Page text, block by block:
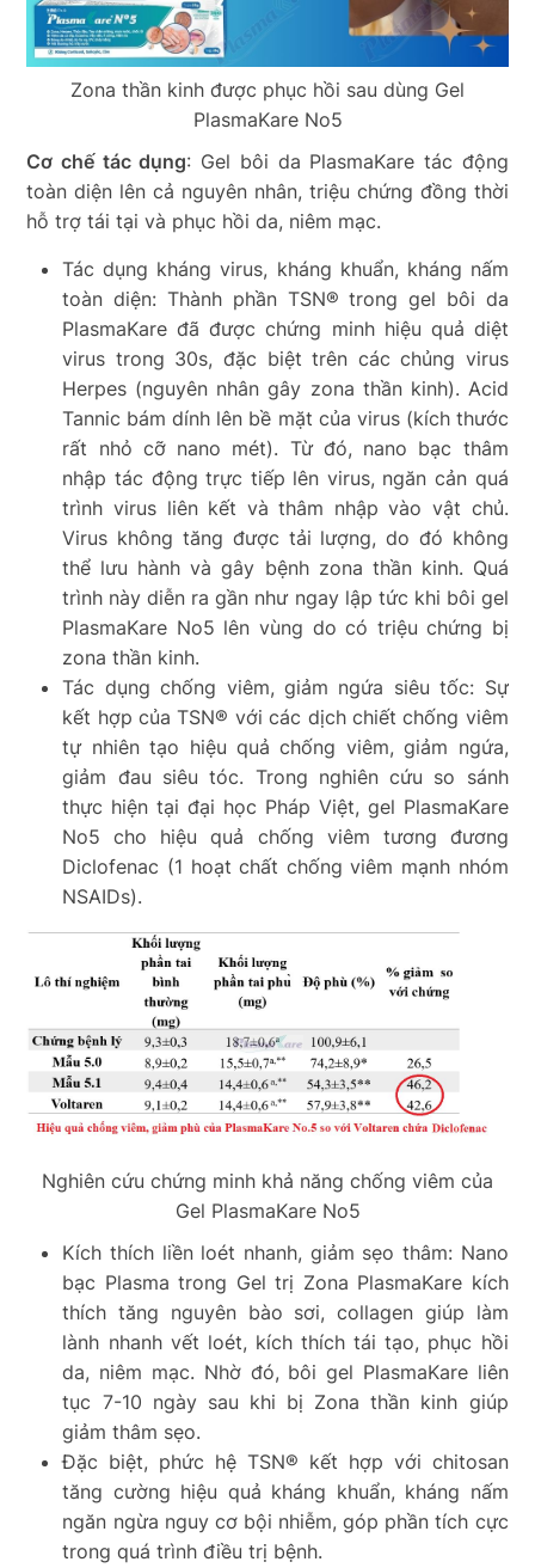
Zona thần kinh được phục hồi sau dùng Gel
PlasmaKare No5
Cơ chế tác dụng: Gel bôi da PlasmaKare tác động
toàn diện lên cả nguyên nhân, triệu chứng đồng thời
hỗ trợ tái tại và phục hồi da, niêm mạc.
Tác dụng kháng virus, kháng khuẩn, kháng nấm
toàn diện: Thành phần TSN® trong gel bôi da
PlasmaKare đã được chứng minh hiệu quả diệt
virus trong 30s, đặc biệt trên các chủng virus
Herpes (nguyên nhân gây zona thần kinh). Acid
Tannic bám dính lên bề mặt của virus (kích thước
rất nhỏ cỡ nano mét). Từ đó, nano bạc thâm
nhập tác động trực tiếp lên virus, ngăn cản quá
trình virus liên kết và thâm nhập vào vật chủ.
Virus không tăng được tải lượng, do đó không
thể lưu hành và gây bệnh zona thần kinh. Quá
trình này diễn ra gần như ngay lập tức khi bôi gel
PlasmaKare No5 lên vùng do có triệu chứng bị
zona thần kinh.
Tác dụng chống viêm, giảm ngứa siêu tốc: Sự
kết hợp củaTSN® với các dịch chiết chống viêm
tự nhiên tạo hiệu quả chống viêm, giảm ngứa,
giảm đau siêu tóc. Trong nghiên cứu so sánh
thực hiện tại đại học Pháp Việt, gel PlasmaKare
No5 cho hiệu quả chống viêm tương đương
Diclofenac (1 hoạt chất chống viêm mạnh nhóm
NSAIDs).
Nghiên cứu chứng minh khả năng chống viêm của
Gel PlasmaKare No5
Kích thích liền loét nhanh, giảm sẹo thâm: Nano
bạc Plasma trong Gel trị Zona PlasmaKare kích
thích tăng nguyên bào sơi, collagen giúp làm
lành nhanh vết loét, kích thích tái tạo, phục hồi
da, niêm mạc. Nhờ đó, bôi gel PlasmaKare liên
tục 7-10 ngày sau khi bị Zona thần kinh giúp
giảm thâm sẹo.
Đặc biệt, phức hệ TSN® kết hợp với chitosan
tăng cường hiệu quả kháng khuẩn, kháng nấm
ngăn ngừa nguy cơ bội nhiễm, góp phần tích cực
trong quá trình điều trị bệnh.